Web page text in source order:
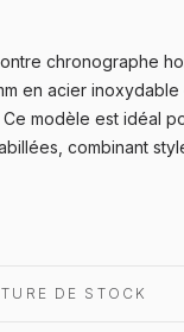
chronographe
en acier
modèle est idéal
combinant
DE STOCK